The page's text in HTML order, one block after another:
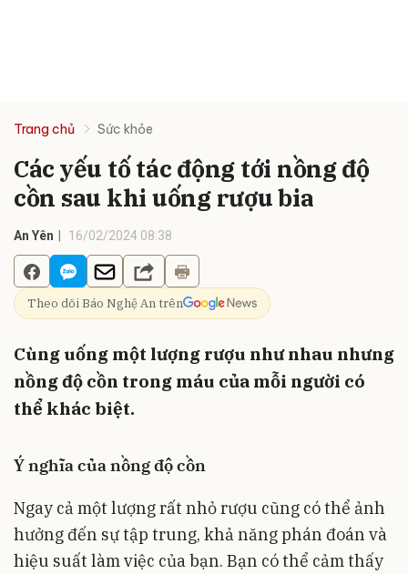
Trang chủ Sức khỏe
Các yếu tố tác động tới nồng độ
cồn sau khi uống rượu bia
An Yên 16/02/2024 08:38
Theo dõi Báo Nghệ An trên
Cùng uống một lượng rượu như nhau nhưng
nồng độ cồn trong máu của mỗi người có
thể khác biệt.
Ý nghĩa của nồng độ cồn
Ngay cả một lượng rất nhỏ rượu cũng có thể ảnh
hưởng đến sự tập trung, khả năng phán đoán và
hiệu suất làm việc của bạn. Bạn có thể cảm thấy